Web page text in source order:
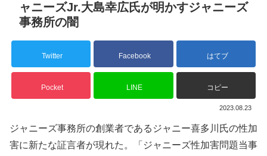
ャニーズJr.大島幸広氏が明かすジャニーズ
事務所の闇
Twitter Facebook はてブ
Pocket LINE コピー
2023.08.23
ジャニーズ事務所の創業者であるジャニー喜多川氏の性加
害に新たな証言者が現れた。「ジャニーズ性加害問題当事